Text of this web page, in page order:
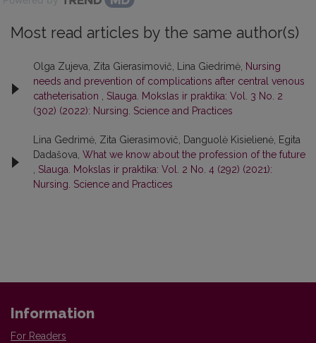
Most read articles by the same author(s)
Olga Zujeva, Zita Gierasimovič, Lina Giedrimė, Nursing
needs and prevention of complications after central venous
catheterisation , Slauga. Mokslas ir praktika: Vol. 3 No. 2
(302) (2022): Nursing. Science and Practices
Lina Gedrimė, Zita Gierasimovič, Danguolė Kisielienė, Egita
Dadašova, What we know about the profession of the future
, Slauga. Mokslas ir praktika: Vol. 2 No. 4 (292) (2021):
Nursing. Science and Practices
Information
For Readers